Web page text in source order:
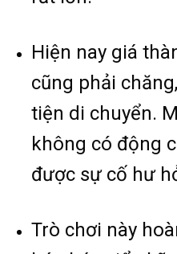
Hiện nay giá
cũng phải
tiện di chuyển.
không có động
được sự cố hư
Trò chơi này